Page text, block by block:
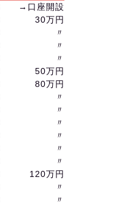
→口座開設
30万円
〃
〃
〃
50万円
80万円
〃
〃
〃
〃
〃
〃
120万円
〃
〃